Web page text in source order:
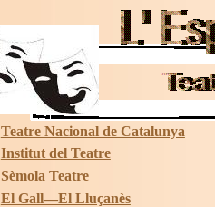
Teatre Nacional de Catalunya
Institut del Teatre
Sèmola Teatre
El Gall—El Lluçanès